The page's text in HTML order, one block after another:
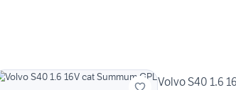
Volvo S40 1.6